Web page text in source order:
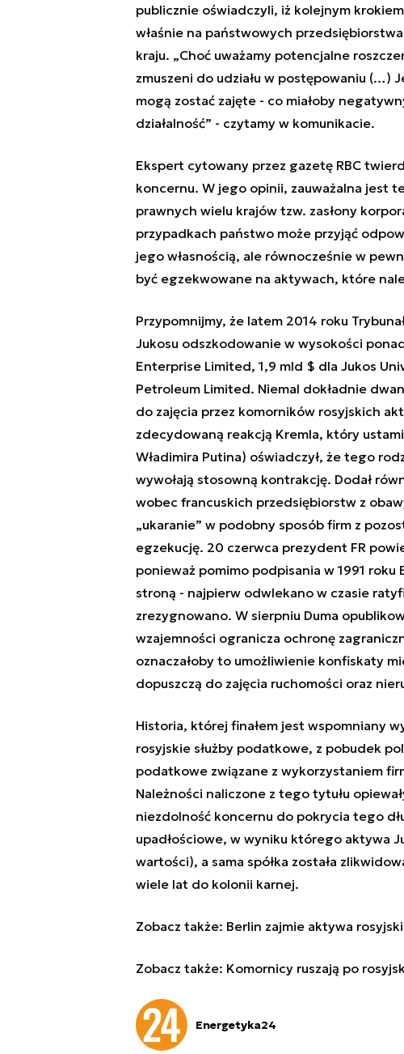
publicznie oświadczyli, iż kolejnym
właśnie na państwowych
kraju. „Choć uważamy potencjalne
zmuszeni do udziału w postępowaniu (…)
mogą zostać zajęte - co miałoby
działalność” - czytamy w komunikacie.
Ekspert cytowany przez gazetę RBC
koncernu. W jego opinii, zauważalna jest
prawnych wielu krajów tzw. zasłony
przypadkach państwo może przyjąć
jego własnością, ale równocześnie w
być egzekwowane na aktywach, które
Przypomnijmy, że latem 2014 roku
Jukosu odszkodowanie w wysokości
Enterprise Limited, 1,9 mld $ dla Jukos
Petroleum Limited. Niemal dokładnie
do zajęcia przez komorników rosyjskich
zdecydowaną reakcją Kremla, który
Władimira Putina) oświadczył, że tego
wywołają stosowną kontrakcję. Dodał
wobec francuskich przedsiębiorstw z
„ukaranie” w podobny sposób firm z
egzekucję. 20 czerwca prezydent FR
ponieważ pomimo podpisania w 1991
stroną - najpierw odwlekano w czasie
zrezygnowano. W sierpniu Duma
wzajemności ogranicza ochronę
oznaczałoby to umożliwienie konfiskaty
dopuszczą do zajęcia ruchomości oraz
Historia, której finałem jest wspomniany
rosyjskie służby podatkowe, z pobudek
podatkowe związane z wykorzystaniem
Należności naliczone z tego tytułu
niezdolność koncernu do pokrycia tego
upadłościowe, w wyniku którego aktywa
wartości), a sama spółka została
wiele lat do kolonii karnej.
Zobacz także: Berlin zajmie aktywa
Zobacz także: Komornicy ruszają po
Energetyka24